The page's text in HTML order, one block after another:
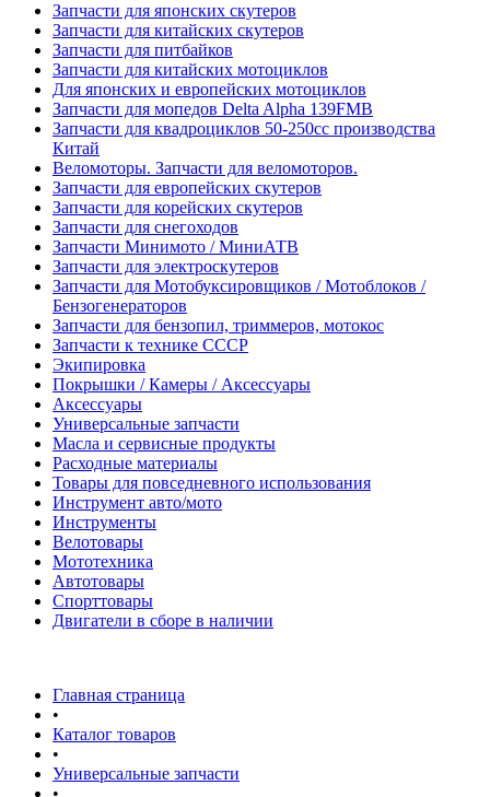
Запчасти для японских скутеров
Запчасти для китайских скутеров
Запчасти для питбайков
Запчасти для китайских мотоциклов
Для японских и европейских мотоциклов
Запчасти для мопедов Delta Alpha 139FMB
Запчасти для квадроциклов 50-250сс производства
Китай
Веломоторы. Запчасти для веломоторов.
Запчасти для европейских скутеров
Запчасти для корейских скутеров
Запчасти для снегоходов
Запчасти Минимото / МиниАТВ
Запчасти для электроскутеров
Запчасти для Мотобуксировщиков / Мотоблоков /
Бензогенераторов
Запчасти для бензопил, триммеров, мотокос
Запчасти к технике СССР
Экипировка
Покрышки / Камеры / Аксессуары
Аксессуары
Универсальные запчасти
Масла и сервисные продукты
Расходные материалы
Товары для повседневного использования
Инструмент авто/мото
Инструменты
Велотовары
Мототехника
Автотовары
Спорттовары
Двигатели в сборе в наличии
Главная страница
•
Каталог товаров
•
Универсальные запчасти
•